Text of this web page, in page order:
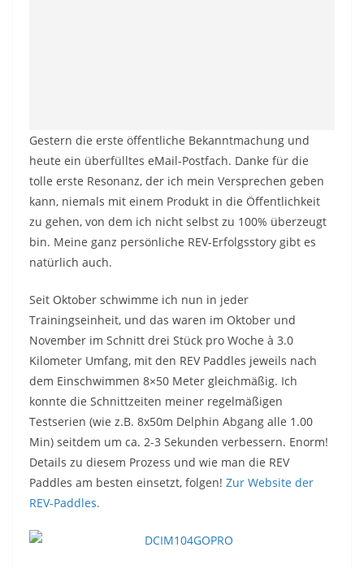
Gestern die erste öffentliche Bekanntmachung und
heute ein überfülltes eMail-Postfach. Danke für die
tolle erste Resonanz, der ich mein Versprechen geben
kann, niemals mit einem Produkt in die Öffentlichkeit
zu gehen, von dem ich nicht selbst zu 100% überzeugt
bin. Meine ganz persönliche REV-Erfolgsstory gibt es
natürlich auch.
Seit Oktober schwimme ich nun in jeder
Trainingseinheit, und das waren im Oktober und
November im Schnitt drei Stück pro Woche à 3.0
Kilometer Umfang, mit den REV Paddles jeweils nach
dem Einschwimmen 8×50 Meter gleichmäßig. Ich
konnte die Schnittzeiten meiner regelmäßigen
Testserien (wie z.B. 8x50m Delphin Abgang alle 1.00
Min) seitdem um ca. 2-3 Sekunden verbessern. Enorm!
Details zu diesem Prozess und wie man die REV
Paddles am besten einsetzt, folgen! Zur Website der
REV-Paddles.